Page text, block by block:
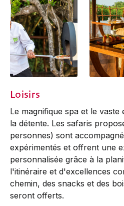
Loisirs
Le magnifique spa et le vaste
la détente. Les safaris
personnes) sont
expérimentés et offrent une
personnalisée grâce à la
l'itinéraire et d'excellences
chemin, des snacks et des
seront offerts.